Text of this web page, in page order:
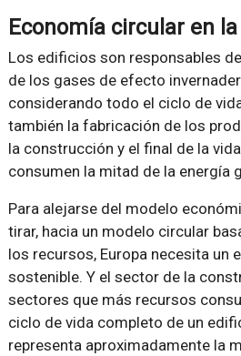
Economía circular en
Los edificios son responsables
de los gases de efecto
considerando todo el ciclo de
también la fabricación de los
la construcción y el final de la
consumen la mitad de la energía
Para alejarse del modelo
tirar, hacia un modelo circular
los recursos, Europa necesita un
sostenible. Y el sector de la
sectores que más recursos
ciclo de vida completo de un
representa aproximadamente la